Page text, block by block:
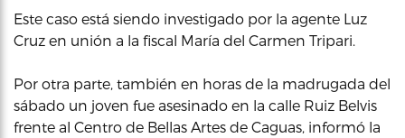
Este caso está siendo investigado por la agente Luz
Cruz en unión a la fiscal María del Carmen Tripari.
Por otra parte, también en horas de la madrugada del
sábado un joven fue asesinado en la calle Ruiz Belvis
frente al Centro de Bellas Artes de Caguas, informó la